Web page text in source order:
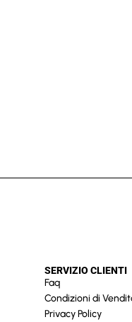
SERVIZIO CLIENTI
Faq
Condizioni di
Privacy Policy